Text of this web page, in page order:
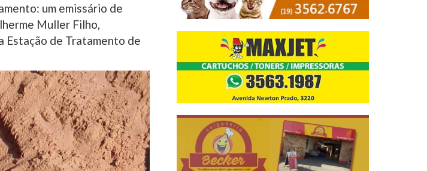
um emissário de
Muller Filho,
de Tratamento de